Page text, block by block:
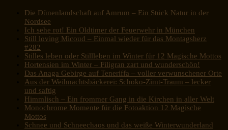
Die Dünenlandschaft auf Amrum – Ein Stück Natur in der
Nordsee
Ich sehe rot! Ein Oldtimer der Feuerwehr in München
Still loving Micoud – Einmal wieder für das Montagsherz
#282
Stilles leben oder Stillleben im Winter für 12 Magische Mottos
Hortensien im Winter – Filigran zart und wunderschön!
Das Anaga Gebirge auf Teneriffa – voller verwunschener Orte
Aus der Weihnachtsbäckerei: Schoko-Zimt-Traum – lecker
und saftig
Himmlisch – Ein frommer Gang in die Kirchen in aller Welt
Monochrome Momente für die Fotoaktion 12 Magische
Mottos
Schnee und Schneechaos und das weiße Winterwunderland